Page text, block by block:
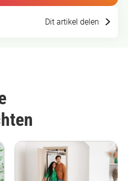
Dit artikel delen